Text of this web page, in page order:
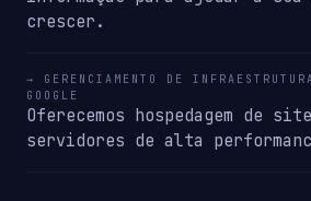
crescer.
→ GERENCIAMENTO DE
GOOGLE
Oferecemos hospedagem de
servidores de alta